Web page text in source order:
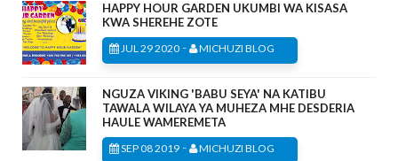
HAPPY HOUR GARDEN UKUMBI WA KISASA
KWA SHEREHE ZOTE
JUL 29 2020 - MICHUZI BLOG
NGUZA VIKING 'BABU SEYA' NA KATIBU
TAWALA WILAYA YA MUHEZA MHE DESDERIA
HAULE WAMEREMETA
SEP 08 2019 - MICHUZI BLOG